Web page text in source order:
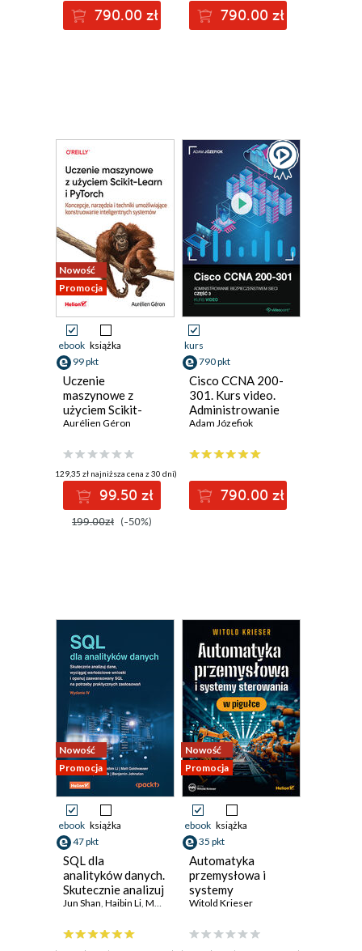
790.00 zł 790.00 zł
Nowość
Promocja
ebook książka
99 pkt
Uczenie
maszynowe z
użyciem Scikit-
Learn i PyTorch.
narzędzia i techniki
umożliwiające
konstruowanie
inteligentnych
systemów
Aurélien Géron
(129,35 zł najniższa cena z 30 dni)
99.50 zł
199.00zł (-50%)
kurs
790 pkt
Cisco CCNA 200-
301. Kurs video.
Administrowanie
bezpieczeństwem
Adam Józefiok
790.00 zł
Nowość
Promocja
ebook książka
47 pkt
SQL dla
analityków danych.
Skutecznie analizuj
dane, wyciągaj
wnioski i opanuj
zaawansowany
Jun Shan, Haibin Li, Matt Goldwasser ,Upom Malik
Nowość
Promocja
ebook książka
35 pkt
Automatyka
przemysłowa i
systemy
sterowania w
Witold Krieser